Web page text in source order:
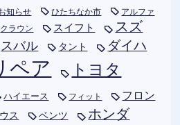
知らせ ひたちなか市
アルファ
クラウン スイフト
スズ
スバル タント
ダイハ
ペア
トヨタ
ハイエース フィット
フロン
ス ベンツ ホンダ